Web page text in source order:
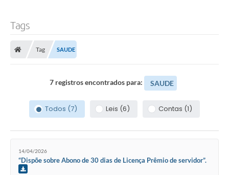
Tags
Tag SAUDE
7 registros encontrados para: SAUDE
Todos (7) Leis (6) Contas (1)
14/04/2026
“Dispõe sobre Abono de 30 dias de Licença Prêmio de servidor”.